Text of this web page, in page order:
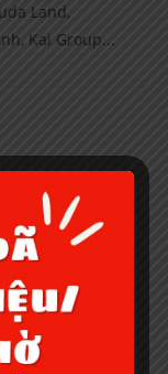
Land,
Kai Group...